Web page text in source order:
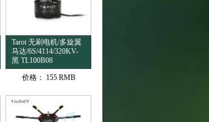
Tarot 无刷电机/多旋翼
马达/6S/4114/320KV-
黑 TL100B08
价格：
155 RMB